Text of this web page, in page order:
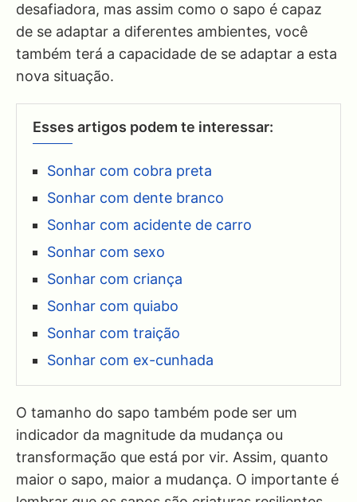
desafiadora, mas assim como o sapo é capaz
de se adaptar a diferentes ambientes, você
também terá a capacidade de se adaptar a esta
nova situação.
Esses artigos podem te interessar:
Sonhar com cobra preta
Sonhar com dente branco
Sonhar com acidente de carro
Sonhar com sexo
Sonhar com criança
Sonhar com quiabo
Sonhar com traição
Sonhar com ex-cunhada
O tamanho do sapo também pode ser um
indicador da magnitude da mudança ou
transformação que está por vir. Assim, quanto
maior o sapo, maior a mudança. O importante é